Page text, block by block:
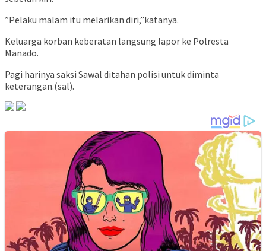
”Pelaku malam itu melarikan diri,”katanya.
Keluarga korban keberatan langsung lapor ke Polresta
Manado.
Pagi harinya saksi Sawal ditahan polisi untuk diminta
keterangan.(sal).